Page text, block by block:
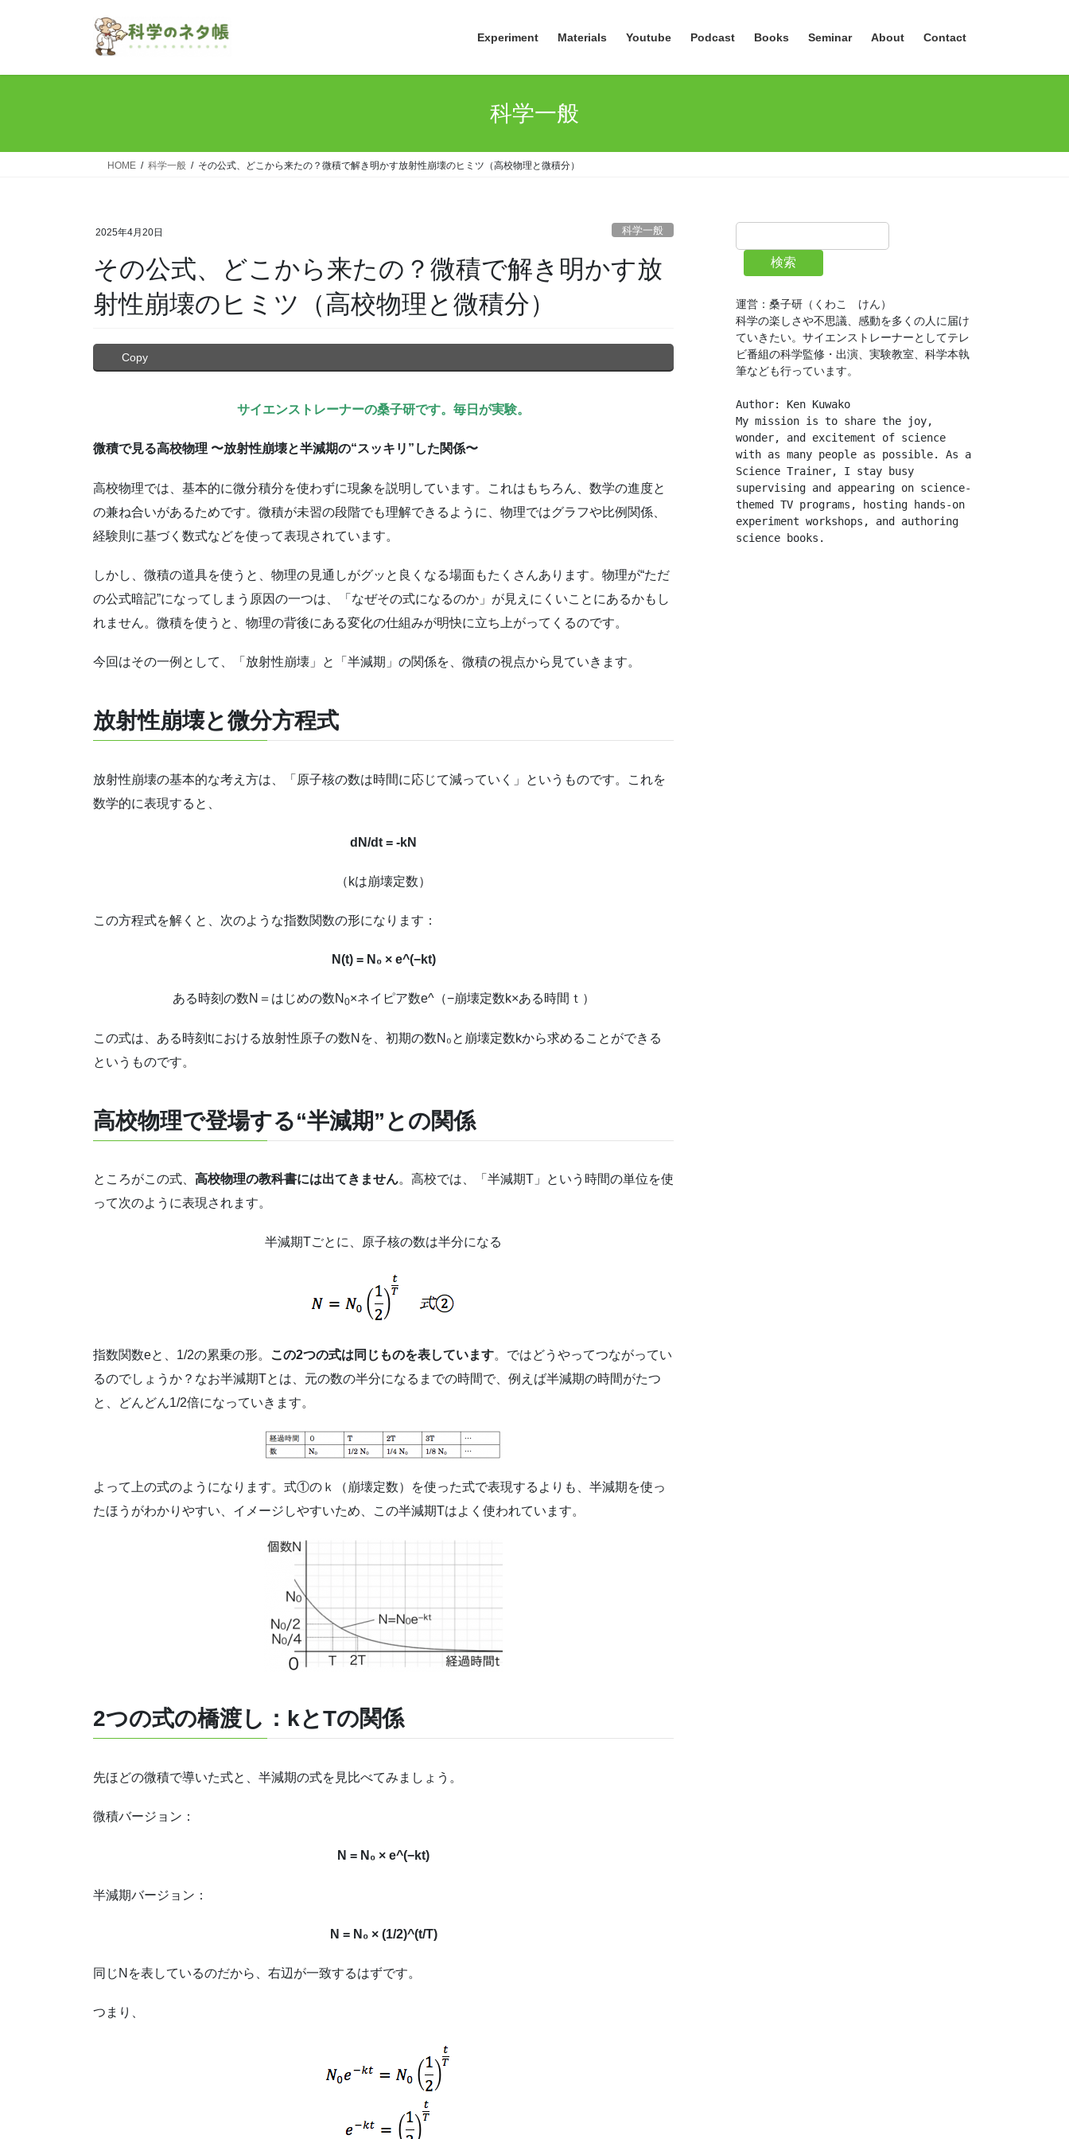
Experiment Materials Youtube Podcast Books Seminar About Contact
科学一般
HOME 科学一般 その公式、どこから来たの？微積で解き明かす放射性崩壊のヒミツ（高校物理と微積分）
2025年4月20日 科学一般
その公式、どこから来たの？微積で解き明かす放
射性崩壊のヒミツ（高校物理と微積分）
Copy
サイエンストレーナーの桑子研です。毎日が実験。
微積で見る高校物理 〜放射性崩壊と半減期の“スッキリ”した関係〜
高校物理では、基本的に微分積分を使わずに現象を説明しています。これはもちろん、数学の進度と
の兼ね合いがあるためです。微積が未習の段階でも理解できるように、物理ではグラフや比例関係、
経験則に基づく数式などを使って表現されています。
しかし、微積の道具を使うと、物理の見通しがグッと良くなる場面もたくさんあります。物理が“ただ
の公式暗記”になってしまう原因の一つは、「なぜその式になるのか」が見えにくいことにあるかもし
れません。微積を使うと、物理の背後にある変化の仕組みが明快に立ち上がってくるのです。
今回はその一例として、「放射性崩壊」と「半減期」の関係を、微積の視点から見ていきます。
放射性崩壊と微分方程式
放射性崩壊の基本的な考え方は、「原子核の数は時間に応じて減っていく」というものです。これを
数学的に表現すると、
dN/dt = -kN
（kは崩壊定数）
この方程式を解くと、次のような指数関数の形になります：
N(t) = N₀ × e^(−kt)
ある時刻の数N＝はじめの数N 0×ネイピア数e^（−崩壊定数k×ある時間ｔ）
この式は、ある時刻tにおける放射性原子の数Nを、初期の数N₀と崩壊定数kから求めることができる
というものです。
高校物理で登場する“半減期”との関係
ところがこの式、 高校物理の教科書には出てきません。高校では、「半減期T」という時間の単位を使
って次のように表現されます。
半減期Tごとに、原子核の数は半分になる
指数関数eと、1/2の累乗の形。 この2つの式は同じものを表しています。ではどうやってつながってい
るのでしょうか？なお半減期Tとは、元の数の半分になるまでの時間で、例えば半減期の時間がたつ
と、どんどん1/2倍になっていきます。
よって上の式のようになります。式①のｋ（崩壊定数）を使った式で表現するよりも、半減期を使っ
たほうがわかりやすい、イメージしやすいため、この半減期Tはよく使われています。
2つの式の橋渡し：kとTの関係
先ほどの微積で導いた式と、半減期の式を見比べてみましょう。
微積バージョン：
N = N₀ × e^(−kt)
半減期バージョン：
N = N₀ × (1/2)^(t/T)
同じNを表しているのだから、右辺が一致するはずです。
つまり、
検索
運営：桑子研（くわこ　けん）
科学の楽しさや不思議、感動を多くの人に届け
ていきたい。サイエンストレーナーとしてテレ
ビ番組の科学監修・出演、実験教室、科学本執
筆なども行っています。
Author: Ken Kuwako
My mission is to share the joy,
wonder, and excitement of science
with as many people as possible. As a
Science Trainer, I stay busy
supervising and appearing on science-
themed TV programs, hosting hands-on
experiment workshops, and authoring
science books.